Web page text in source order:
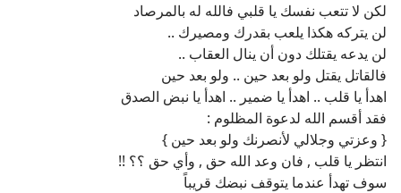
لكن لا تتعب نفسك يا قلبي فالله له بالمرصاد
لن يتركه هكذا يلعب بقدرك ومصيرك ..
لن يدعه يقتلك دون أن ينال العقاب ..
فالقاتل يقتل ولو بعد حين .. ولو بعد حين
اهدأ يا قلب .. اهدأ يا ضمير .. اهدأ يا نبض الصدق
فقد أقسم الله لدعوة المظلوم :
{ وعزتي وجلالي لأنصرنك ولو بعد حين }
انتظر يا قلب , فان وعد الله حق , وأي حق ؟؟ !!
سوف تهدأ عندما يتوقف نبضك قريباً